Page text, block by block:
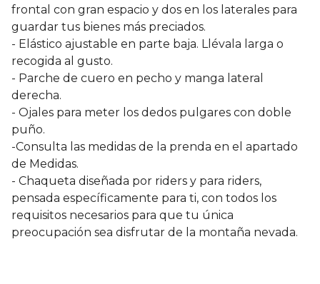
frontal con gran espacio y dos en los laterales para
guardar tus bienes más preciados.
- Elástico ajustable en parte baja. Llévala larga o
recogida al gusto.
- Parche de cuero en pecho y manga lateral
derecha.
- Ojales para meter los dedos pulgares con doble
puño.
-Consulta las medidas de la prenda en el apartado
de Medidas.
- Chaqueta diseñada por riders y para riders,
pensada específicamente para ti, con todos los
requisitos necesarios para que tu única
preocupación sea disfrutar de la montaña nevada.